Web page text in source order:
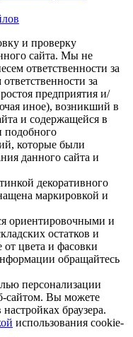
и проверку
сайта. Мы не
ответственности за
за
предприятия и/
иное), возникший в
и содержащейся в
подобного
которые были
данного сайта и
декоративного
маркировкой и
ориентировочными и
остатков и
от цвета и фасовки
обращайтесь
персонализации
сайтом. Вы можете
браузера.
использования cookie-